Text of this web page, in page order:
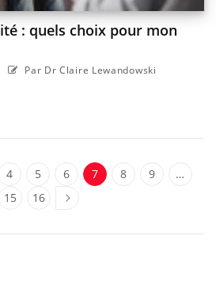
: quels choix pour mon
Par Dr Claire Lewandowski
4 5 6 7 8 9
…
15
16